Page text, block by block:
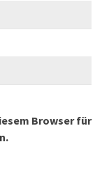
Browser für